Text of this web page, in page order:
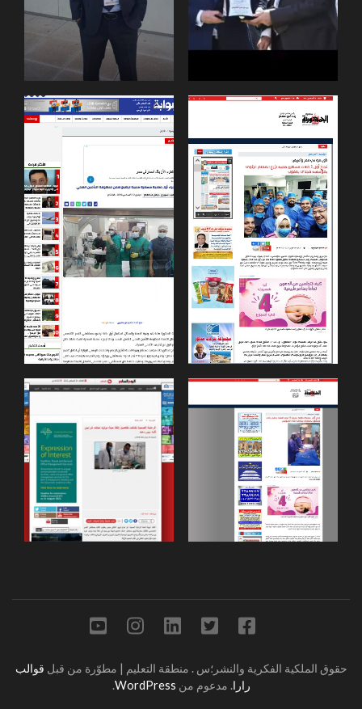
حقوق الملكية الفكرية والنشر؛س. منطقة التعليم | مطوّرة من قبل قوالب
رارا. مدعوم من WordPress
.